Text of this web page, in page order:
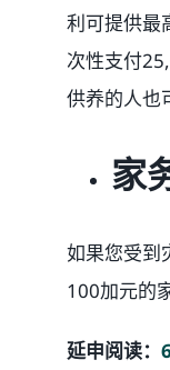
利可提供最
次性支付
供养的人也
家
如果您受到
100加元的
延申阅读：